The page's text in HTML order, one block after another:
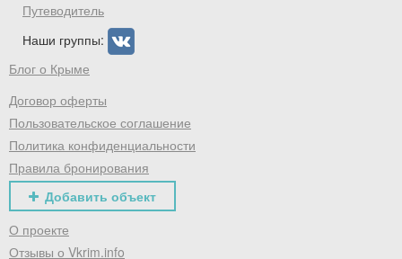
Путеводитель
Наши группы:
Блог о Крыме
Договор оферты
Пользовательское соглашение
Политика конфиденциальности
Правила бронирования
Добавить объект
О проекте
Отзывы о Vkrim.info